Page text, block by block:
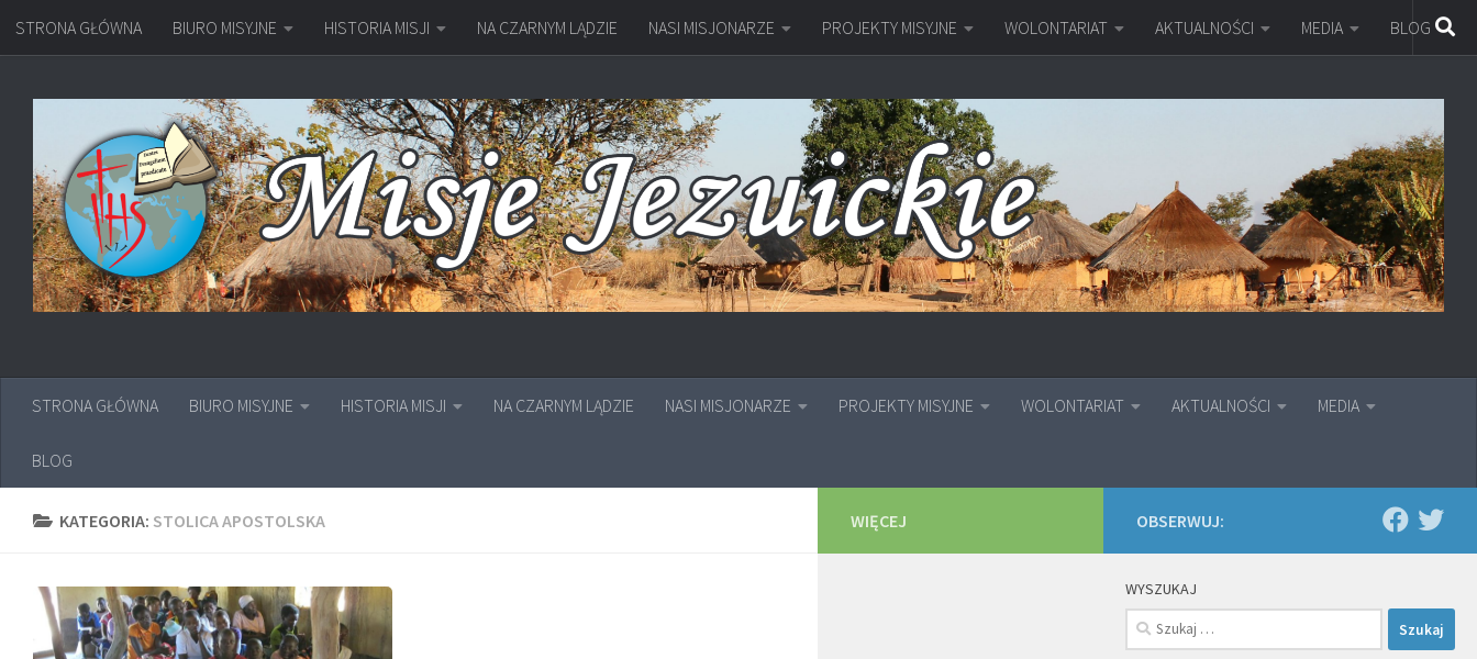
Przejdź do treści
STRONA GŁÓWNA BIURO MISYJNE HISTORIA MISJI NA CZARNYM LĄDZIE NASI MISJONARZE PROJEKTY MISYJNE WOLONTARIAT AKTUALNOŚCI MEDIA BLOG
STRONA GŁÓWNA BIURO MISYJNE HISTORIA MISJI NA CZARNYM LĄDZIE NASI MISJONARZE PROJEKTY MISYJNE WOLONTARIAT AKTUALNOŚCI MEDIA
BLOG
KATEGORIA: STOLICA APOSTOLSKA OBSERWUJ:
WYSZUKAJ
Szukaj:
WIĘCEJ